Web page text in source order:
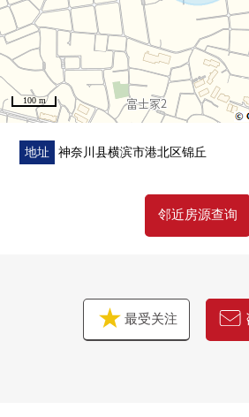
因为也受理在电话的需讨论所以，
[三井Rehouse菊名Center]0120-045-
madeo轻松，并且请询问。
100 m
地址 神奈川县横滨市港北区锦丘
邻近房源查询
最受关注